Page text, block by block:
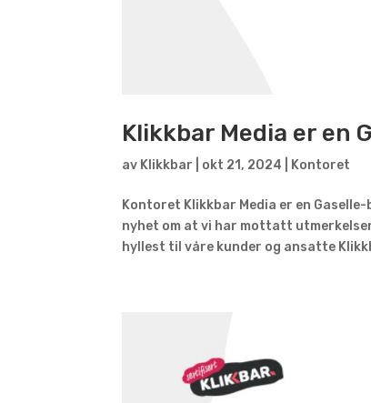
Klikkbar Media er en
av Klikkbar okt 21, 2024 Kontoret
Kontoret Klikkbar Media er en
nyhet om at vi har mottatt
hyllest til våre kunder og ansatte